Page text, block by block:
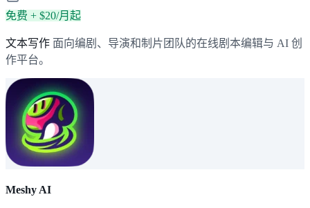
免费 + $20/月起
文本写作 面向编剧、导演和制片团队的在线剧本编辑与 AI 创
作平台。
Meshy AI